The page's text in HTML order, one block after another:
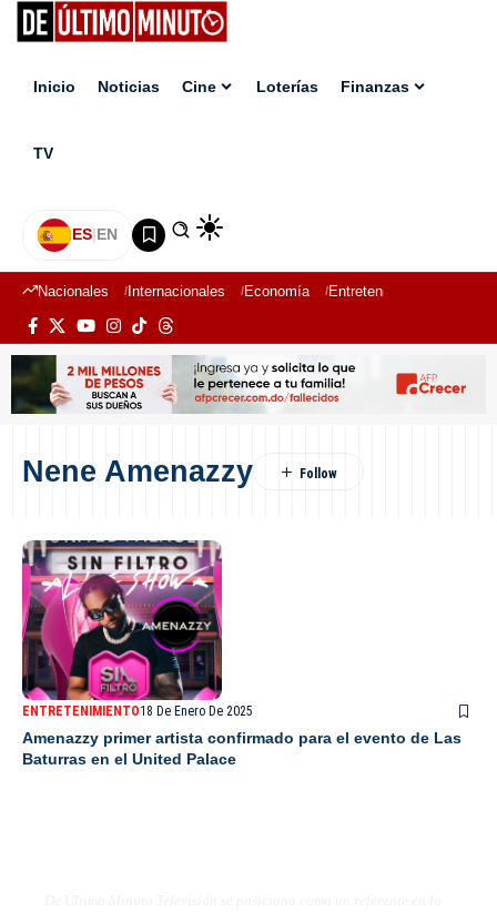
Inicio Noticias Cine Loterías Finanzas
TV
ES|EN
Nacionales Internacionales Economía Entretenimiento
Nene Amenazzy
ENTRETENIMIENTO18 De Enero De 2025
Amenazzy primer artista confirmado para el evento de Las
Baturras en el United Palace